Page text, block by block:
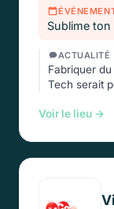
Sublime
ACTUALITÉ
Fabriquer
Tech serait
Voir le lieu →